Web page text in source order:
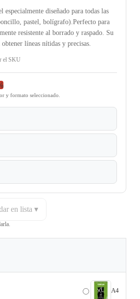
diseñado para todas las
pastel, bolígrafo).Perfecto para
resistente al borrado y raspado. Su
líneas nítidas y precisas.
el SKU
y formato seleccionado.
en lista ▾
A4